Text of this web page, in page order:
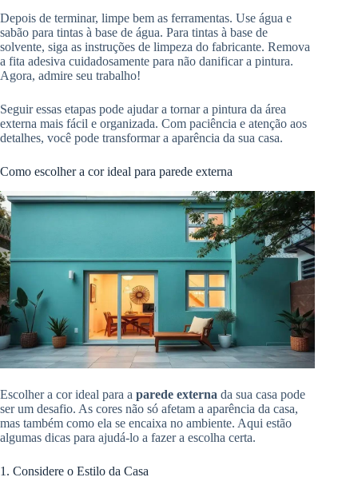
Depois de terminar, limpe bem as ferramentas. Use água e
sabão para tintas à base de água. Para tintas à base de
solvente, siga as instruções de limpeza do fabricante. Remova
a fita adesiva cuidadosamente para não danificar a pintura.
Agora, admire seu trabalho!
Seguir essas etapas pode ajudar a tornar a pintura da área
externa mais fácil e organizada. Com paciência e atenção aos
detalhes, você pode transformar a aparência da sua casa.
Como escolher a cor ideal para parede externa
Escolher a cor ideal para a parede externa da sua casa pode
ser um desafio. As cores não só afetam a aparência da casa,
mas também como ela se encaixa no ambiente. Aqui estão
algumas dicas para ajudá-lo a fazer a escolha certa.
1. Considere o Estilo da Casa